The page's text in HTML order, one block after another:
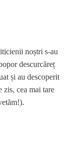
noștri s-au
descurcăreț
și au descoperit
zis, cea mai tare